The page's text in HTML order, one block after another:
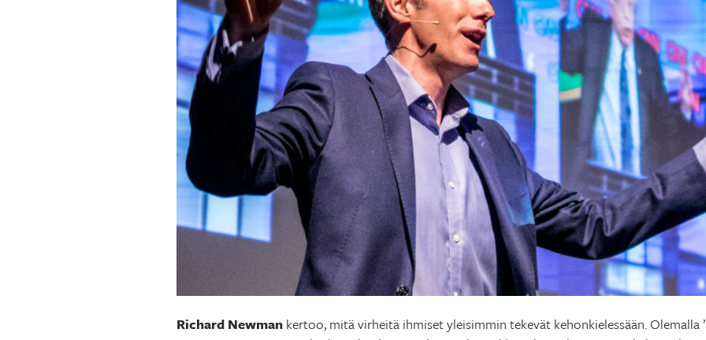
Richard Newman kertoo, mitä virheitä ihmiset yleisimmin tekevät kehonkielessään. Olemalla